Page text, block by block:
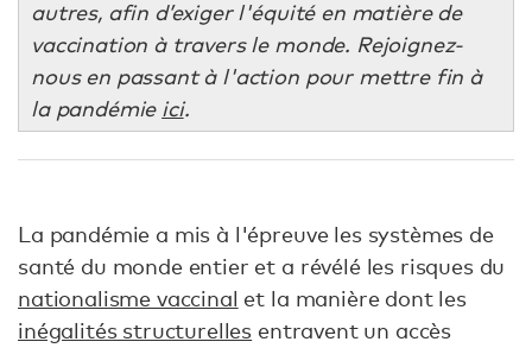
autres, afin d’exiger l'équité en matière de
vaccination à travers le monde. Rejoignez-
nous en passant à l'action pour mettre fin à
la pandémie ici.
La pandémie a mis à l'épreuve les systèmes de
santé du monde entier et a révélé les risques du
nationalisme vaccinal et la manière dont les
inégalités structurelles entravent un accès